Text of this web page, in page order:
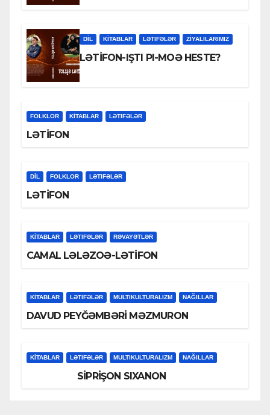
DİL KİTABLAR LƏTIFƏLƏR ZİYALILARIMIZ
LƏTİFON-IŞTI PI-MOƏ HESTE?
FOLKLOR KİTABLAR LƏTIFƏLƏR
LƏTİFON
DİL FOLKLOR LƏTIFƏLƏR
LƏTİFON
KİTABLAR LƏTIFƏLƏR RƏVAYƏTLƏR
CAMAL LƏLƏZOƏ-LƏTİFON
KİTABLAR LƏTIFƏLƏR MULTIKULTURALIZM NAĞILLAR
DAVUD PEYĞƏMBƏRİ MƏZMURON
KİTABLAR LƏTIFƏLƏR MULTIKULTURALIZM NAĞILLAR
SİPRİŞON SIXANON